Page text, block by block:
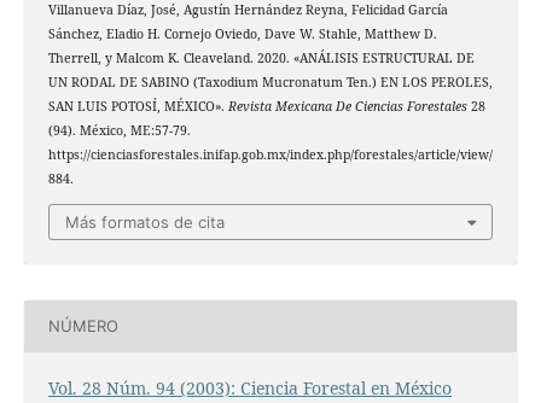
Villanueva Díaz, José, Agustín Hernández Reyna, Felicidad García
Sánchez, Eladio H. Cornejo Oviedo, Dave W. Stahle, Matthew D.
Therrell, y Malcom K. Cleaveland. 2020. «ANÁLISIS ESTRUCTURAL DE
UN RODAL DE SABINO (Taxodium Mucronatum Ten.) EN LOS PEROLES,
SAN LUIS POTOSÍ, MÉXICO». Revista Mexicana De Ciencias Forestales28
(94). México, ME:57-79.
https://cienciasforestales.inifap.gob.mx/index.php/forestales/article/view/
884.
Más formatos de cita
NÚMERO
Vol. 28 Núm. 94 (2003): Ciencia Forestal en México